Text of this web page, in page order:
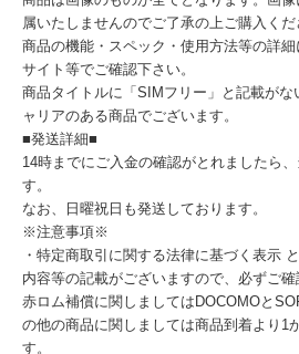
属いたしませんのでご了承の上ご購入くだ
商品の機能・スペック・使用方法等の詳
サイト等でご確認下さい。
商品タイトルに「SIMフリー」と記載がな
ャリアのある商品でございます。
■発送詳細■
14時までにご入金の確認がとれましたら
す。
なお、日曜祝日も発送しております。
※注意事項※
・特定商取引に関する法律に基づく表示
内容等の記載がございますので、必ずご確
赤ロム補償に関しましてはDOCOMOと
の他の商品に関しましては商品到着より1
す。